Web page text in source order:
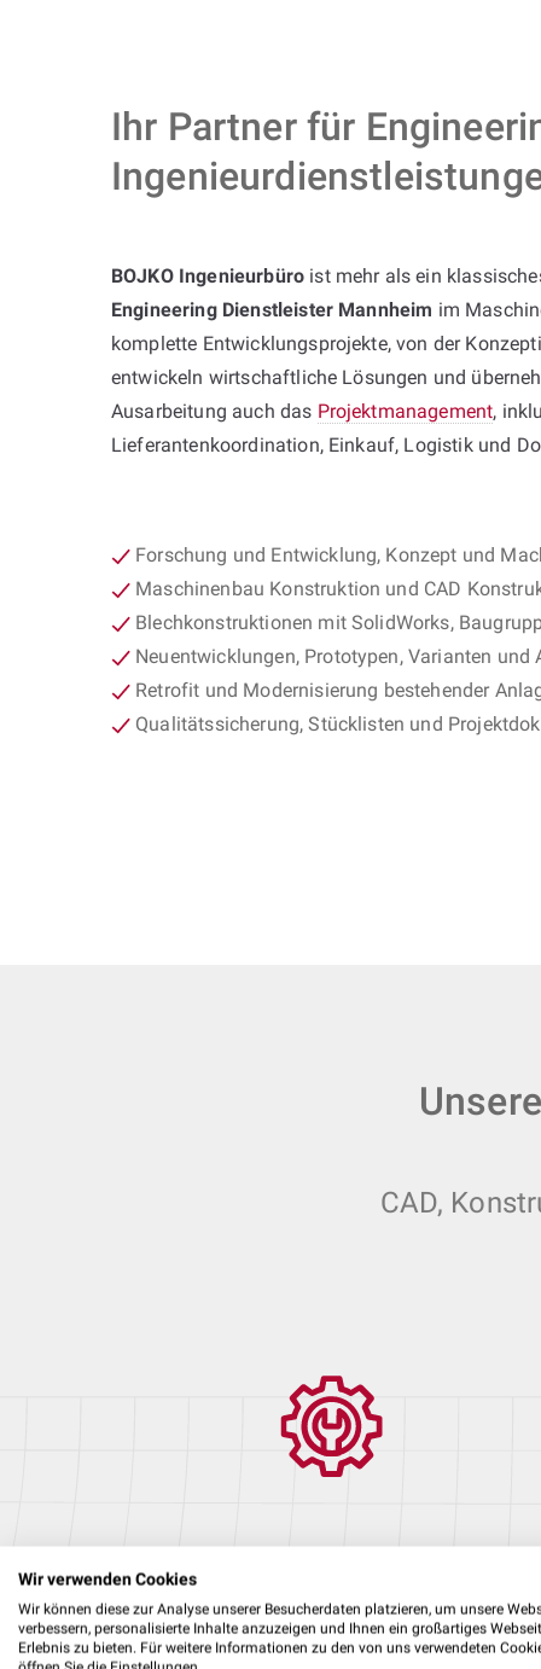
Ihr Partner für
BOJKO Ingenieurbüro ist mehr als ein
Engineering Dienstleister Mannheim im
komplette Entwicklungsprojekte, von der
entwickeln wirtschaftliche Lösungen und
Ausarbeitung auch das Projektmanagement,
Lieferantenkoordination, Einkauf, Logistik und
Forschung und Entwicklung, Konzept und
Maschinenbau Konstruktion und CAD
Blechkonstruktionen mit SolidWorks,
Neuentwicklungen, Prototypen, Varianten und
Retrofit und Modernisierung bestehender
Qualitätssicherung, Stücklisten und
CAD,
CAD Konstruktion
Wir verwenden Cookies
Wir können diese zur Analyse unserer Besucherdaten platzieren, um unsere
verbessern, personalisierte Inhalte anzuzeigen und Ihnen ein großartiges
Erlebnis zu bieten. Für weitere Informationen zu den von uns verwendeten